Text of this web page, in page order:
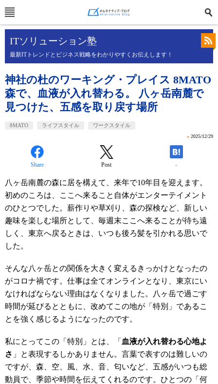
ITソリューション塾
最新ITトレンドとビジネス戦略をわかりやすくお伝えします！
神社の杜のワーキング・プレイス 8MATO
森で、血液が入れ替わる。 八ヶ岳南麓で
見つけた、五感を取り戻す場所
8MATO ライフスタイル ワークスタイル
» 2025/12/29
Share Post -
八ヶ岳南麓の森に居を構えて、来年で10年目を迎えます。
初めのころは、ここへ来ること自体がエンターテイメント
のひとつでした。薪作りや草刈り、森の探検など、新しい
趣味を楽しむ場所として、毎週末ここへ来ることが待ち遠
しく、東京へ戻るときは、いつも後ろ髪を引かれる思いで
した。
そんな八ヶ岳との関係を大きく変えるきっかけとなったの
がコロナ禍です。仕事は全てオンラインとなり、東京にい
なければならない理由はなくなりました。八ヶ岳で過ごす
時間が延びるとともに、改めてこの地が「特別」であるこ
とを強く感じるようになったのです。
私にとってこの「特別」とは、「 血液が入れ替わる心地よ
さ 」と表現するしかありません。言葉で表すのは難しいの
ですが、森、空、風、水、音、匂いなど、五感がいつも総
動員で、季節や時間を伝えてくれるのです。ひとつの「何